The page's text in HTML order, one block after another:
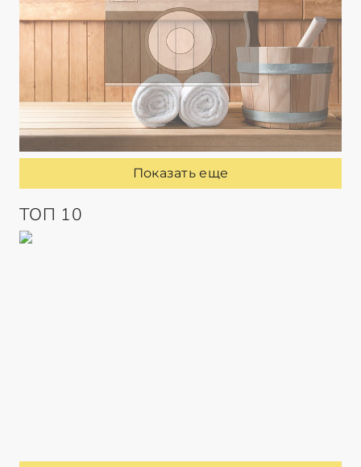
Показать еще
ТОП 10